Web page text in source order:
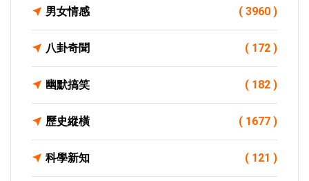
男女情感 ( 3960 )
八卦奇聞 ( 172 )
幽默搞笑 ( 182 )
歷史縱橫 ( 1677 )
科學新知 ( 121 )